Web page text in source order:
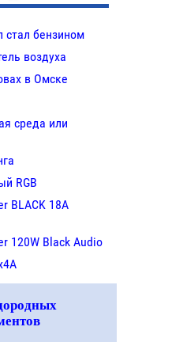
стал бензином
воздуха
в Омске
среда или
RGB
BLACK 18A
120W Black Audio